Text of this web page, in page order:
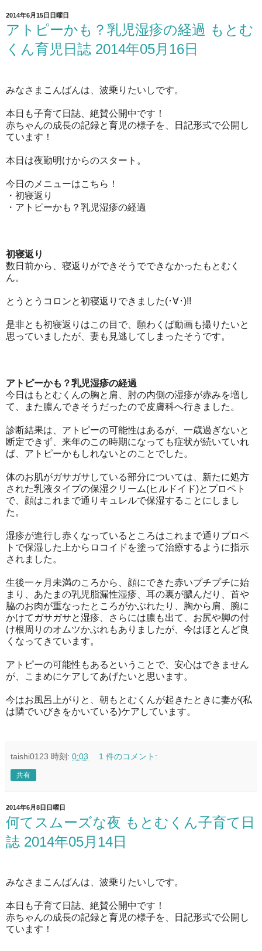
2014年6月15日日曜日
アトピーかも？乳児湿疹の経過 もとむ
くん育児日誌 2014年05月16日
みなさまこんばんは、波乗りたいしです。
本日も子育て日誌、絶賛公開中です！
赤ちゃんの成長の記録と育児の様子を、日記形式で公開し
ています！
本日は夜勤明けからのスタート。
今日のメニューはこちら！
・初寝返り
・アトピーかも？乳児湿疹の経過
初寝返り
数日前から、寝返りができそうでできなかったもとむく
ん。
とうとうコロンと初寝返りできました(･∀･)!!
是非とも初寝返りはこの目で、願わくば動画も撮りたいと
思っていましたが、妻も見逃してしまったそうです。
アトピーかも？乳児湿疹の経過
今日はもとむくんの胸と肩、肘の内側の湿疹が赤みを増し
て、また膿んできそうだったので皮膚科へ行きました。
診断結果は、アトピーの可能性はあるが、一歳過ぎないと
断定できず、来年のこの時期になっても症状が続いていれ
ば、アトピーかもしれないとのことでした。
体のお肌がガサガサしている部分については、新たに処方
された乳液タイプの保湿クリーム(ヒルドイド)とプロペト
で、顔はこれまで通りキュレルで保湿することにしまし
た。
湿疹が進行し赤くなっているところはこれまで通りプロペ
トで保湿した上からロコイドを塗って治療するように指示
されました。
生後一ヶ月未満のころから、顔にできた赤いプチプチに始
まり、あたまの乳児脂漏性湿疹、耳の裏が膿んだり、首や
脇のお肉が重なったところがかぶれたり、胸から肩、腕に
かけてガサガサと湿疹、さらには膿も出て、お尻や脚の付
け根周りのオムツかぶれもありましたが、今はほとんど良
くなってきています。
アトピーの可能性もあるということで、安心はできません
が、こまめにケアしてあげたいと思います。
今はお風呂上がりと、朝もとむくんが起きたときに妻が(私
は隣でいびきをかいている)ケアしています。
taishi0123 時刻: 0:03 1 件のコメント:
共有
2014年6月8日日曜日
何てスムーズな夜 もとむくん子育て日
誌 2014年05月14日
みなさまこんばんは、波乗りたいしです。
本日も子育て日誌、絶賛公開中です！
赤ちゃんの成長の記録と育児の様子を、日記形式で公開し
ています！